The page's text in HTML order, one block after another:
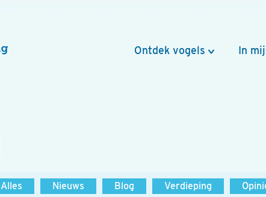
Ontdek vogels In
Alles Nieuws Blog Verdieping